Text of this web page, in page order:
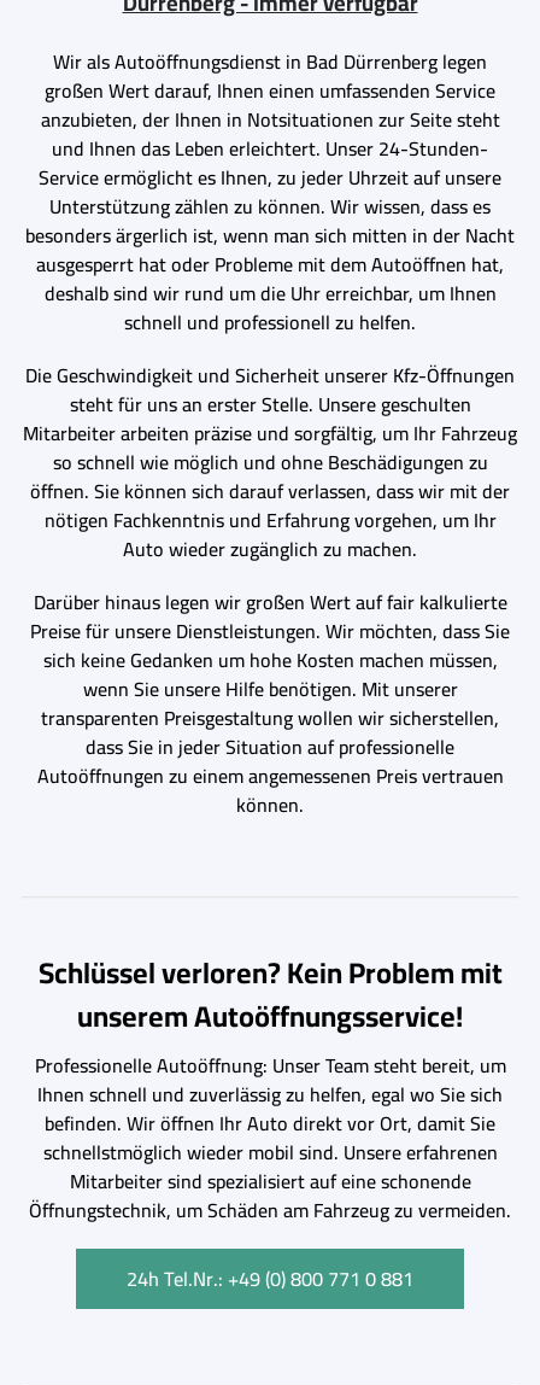
Wir als Autoöffnungsdienst in Bad Dürrenberg legen
großen Wert darauf, Ihnen einen umfassenden Service
anzubieten, der Ihnen in Notsituationen zur Seite steht
und Ihnen das Leben erleichtert. Unser 24-Stunden-
Service ermöglicht es Ihnen, zu jeder Uhrzeit auf unsere
Unterstützung zählen zu können. Wir wissen, dass es
besonders ärgerlich ist, wenn man sich mitten in der Nacht
ausgesperrt hat oder Probleme mit dem Autoöffnen hat,
deshalb sind wir rund um die Uhr erreichbar, um Ihnen
schnell und professionell zu helfen.
Die Geschwindigkeit und Sicherheit unserer Kfz-Öffnungen
steht für uns an erster Stelle. Unsere geschulten
Mitarbeiter arbeiten präzise und sorgfältig, um Ihr Fahrzeug
so schnell wie möglich und ohne Beschädigungen zu
öffnen. Sie können sich darauf verlassen, dass wir mit der
nötigen Fachkenntnis und Erfahrung vorgehen, um Ihr
Auto wieder zugänglich zu machen.
Darüber hinaus legen wir großen Wert auf fair kalkulierte
Preise für unsere Dienstleistungen. Wir möchten, dass Sie
sich keine Gedanken um hohe Kosten machen müssen,
wenn Sie unsere Hilfe benötigen. Mit unserer
transparenten Preisgestaltung wollen wir sicherstellen,
dass Sie in jeder Situation auf professionelle
Autoöffnungen zu einem angemessenen Preis vertrauen
können.
Schlüssel verloren? Kein Problem mit
unserem Autoöffnungsservice!
Professionelle Autoöffnung: Unser Team steht bereit, um
Ihnen schnell und zuverlässig zu helfen, egal wo Sie sich
befinden. Wir öffnen Ihr Auto direkt vor Ort, damit Sie
schnellstmöglich wieder mobil sind. Unsere erfahrenen
Mitarbeiter sind spezialisiert auf eine schonende
Öffnungstechnik, um Schäden am Fahrzeug zu vermeiden.
24h Tel.Nr.: +49 (0) 800 771 0 881